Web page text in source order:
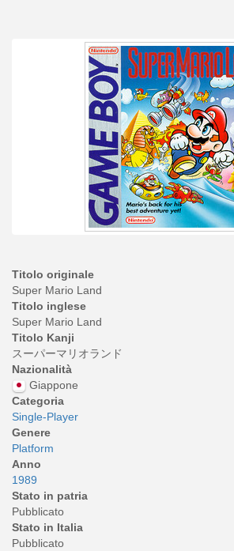
Titolo originale
Super Mario Land
Titolo inglese
Super Mario Land
Titolo Kanji
スーパーマリオランド
Nazionalità
Giappone
Categoria
Single-Player
Genere
Platform
Anno
1989
Stato in patria
Pubblicato
Stato in Italia
Pubblicato